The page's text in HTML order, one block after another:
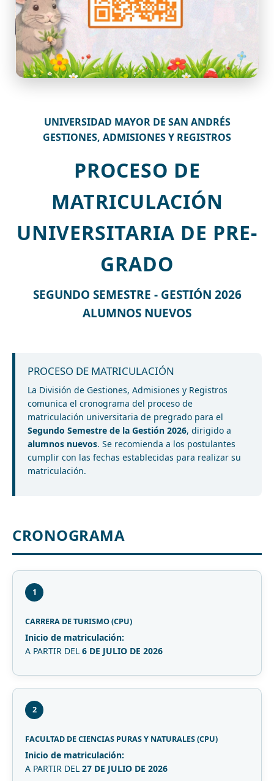
UNIVERSIDAD MAYOR DE SAN ANDRÉS
GESTIONES, ADMISIONES Y REGISTROS
PROCESO DE
MATRICULACIÓN
UNIVERSITARIA DE PRE-
GRADO
SEGUNDO SEMESTRE - GESTIÓN 2026
ALUMNOS NUEVOS
PROCESO DE MATRICULACIÓN
La División de Gestiones, Admisiones y Registros
comunica el cronograma del proceso de
matriculación universitaria de pregrado para el
Segundo Semestre de la Gestión 2026, dirigido a
alumnos nuevos. Se recomienda a los postulantes
cumplir con las fechas establecidas para realizar su
matriculación.
CRONOGRAMA
1
CARRERA DE TURISMO (CPU)
Inicio de matriculación:
A PARTIR DEL 6 DE JULIO DE 2026
2
FACULTAD DE CIENCIAS PURAS Y NATURALES (CPU)
Inicio de matriculación:
A PARTIR DEL 27 DE JULIO DE 2026